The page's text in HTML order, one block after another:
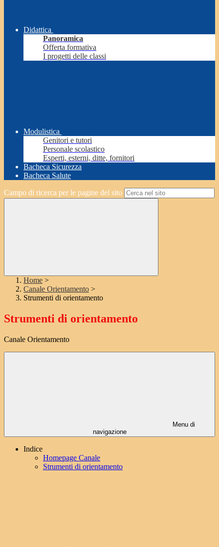
Didattica
Panoramica
Offerta formativa
I progetti delle classi
Modulistica
Genitori e tutori
Personale scolastico
Esperti, esterni, ditte, fornitori
Bacheca Sicurezza
Bacheca Salute
Campo di ricerca per le pagine del sito
Home >
Canale Orientamento >
Strumenti di orientamento
Strumenti di orientamento
Canale Orientamento
Menu di
navigazione
Indice
Homepage Canale
Strumenti di orientamento